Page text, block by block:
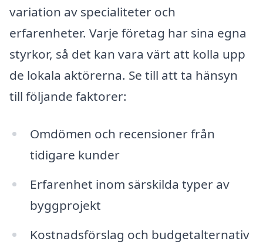
variation av specialiteter och
erfarenheter. Varje företag har sina egna
styrkor, så det kan vara värt att kolla upp
de lokala aktörerna. Se till att ta hänsyn
till följande faktorer:
Omdömen och recensioner från
tidigare kunder
Erfarenhet inom särskilda typer av
byggprojekt
Kostnadsförslag och budgetalternativ